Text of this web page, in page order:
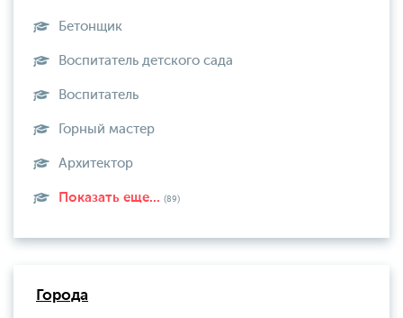
Бетонщик
Воспитатель детского сада
Воспитатель
Горный мастер
Архитектор
Показать еще... (89)
Города